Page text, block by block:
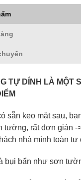
TỰ DÍNH LÀ MỘT
sẵn keo mặt sau,
tường, rất đơn giản -
nhà mình toàn tự
bụi bẩn như sơn